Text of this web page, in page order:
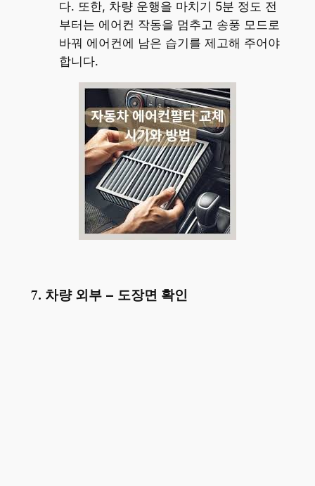
다. 또한, 차량 운행을 마치기 5분 정도 전
부터는 에어컨 작동을 멈추고 송풍 모드로
바꿔 에어컨에 남은 습기를 제고해 주어야
합니다.
7. 차량 외부 – 도장면 확인